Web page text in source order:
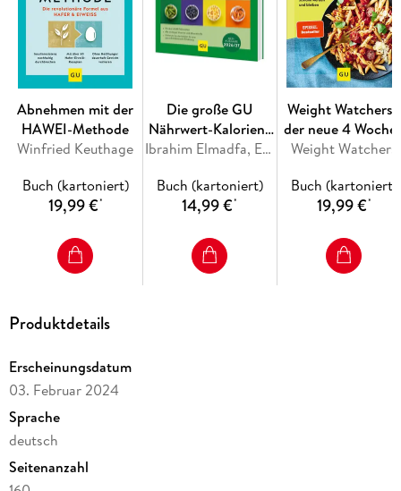
Inhaltsverzeichnis
Hinweis zur Optimierung
Impressum
Dieses Buch ist das richtige für Sie, wenn
Wichtiger Hinweis
Vorwort
Ab jetzt gesund!
Rezepte
Cholesterinkreislauf
Vorfahrt für die Gesundheit
Abnehmen mit der
HAWEI-Methode
Winfried Keuthage
Buch (kartoniert)
19,99 €*
Die große GU
Nährwert-Kalorien-
Tabelle 2026/27Ibrahim Elmadfa, Erich Muskat, Doris Fritzsche, Alexa Leonie Meyer
Buch (kartoniert)
14,99 €*
Weight Watchers -
der neue 4
Powerplan
Weight Watchers
Buch (kartoniert)
19,99 €*
Produktdetails
Erscheinungsdatum
03. Februar 2024
Sprache
deutsch
Seitenanzahl